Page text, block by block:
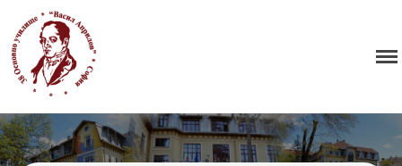
Нормативна уредба
Прием